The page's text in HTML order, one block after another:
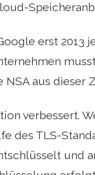
erst 2013
aus dieser
verbessert.
des TLS-
und